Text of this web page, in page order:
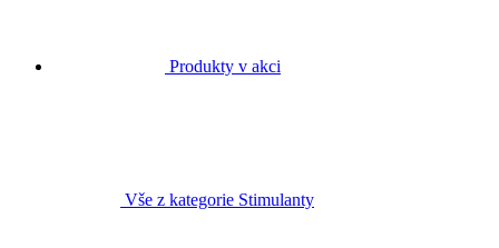
Produkty v akci
Vše z kategorie Stimulanty